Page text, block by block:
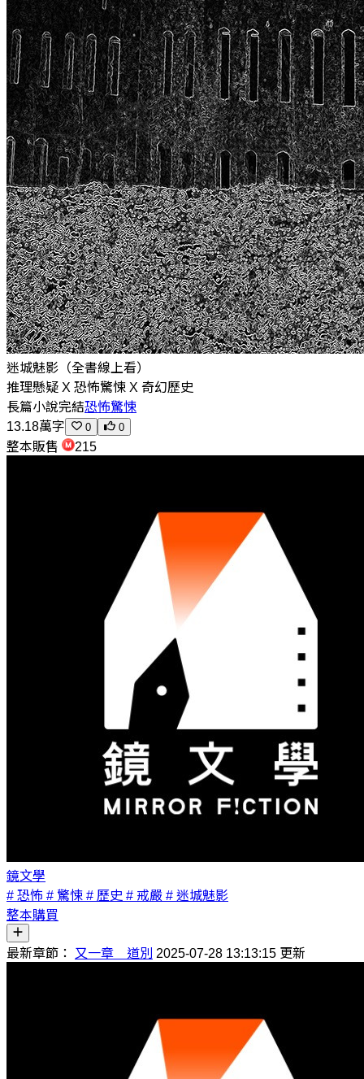
迷城魅影（全書線上看）
推理懸疑 X 恐怖驚悚 X 奇幻歷史
長篇小說完結恐怖驚悚
13.18萬字
0 0
整本販售 215
鏡文學
# 恐怖 # 驚悚 # 歷史 # 戒嚴 # 迷城魅影
整本購買
最新章節： 又一章 道別 2025-07-28 13:13:15 更新